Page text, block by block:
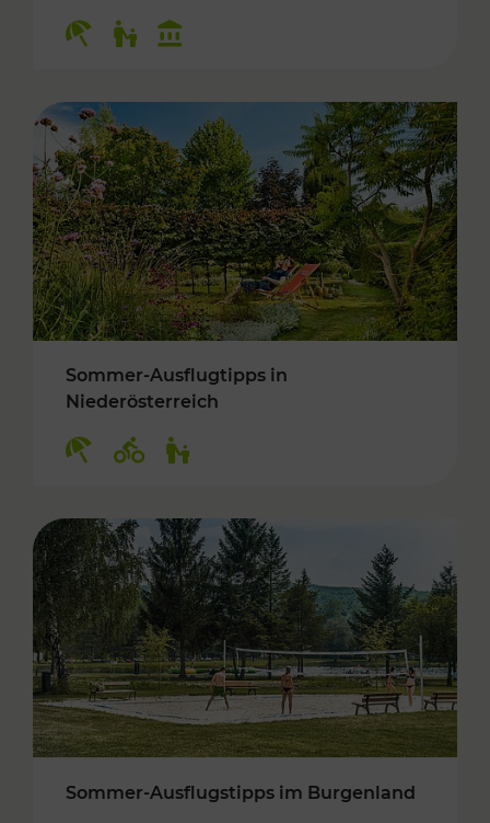
Sommer-Ausflugtipps in
Niederösterreich
Sommer-Ausflugstipps im Burgenland